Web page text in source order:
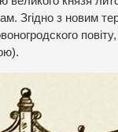
Згідно з новим